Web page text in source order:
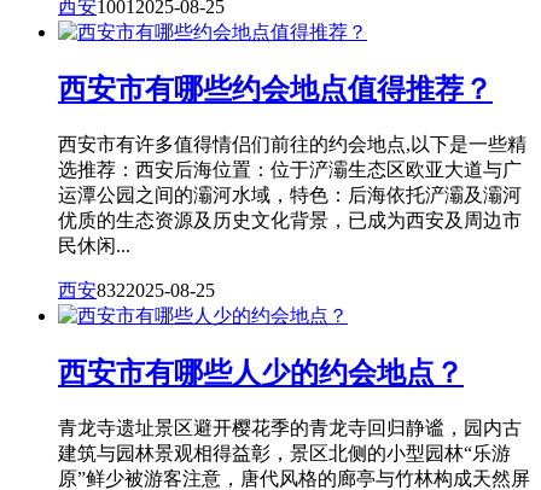
西安1001 2025-08-25
西安市有哪些约会地点值得推荐？
西安市有许多值得情侣们前往的约会地点,以下是一些精
选推荐：西安后海位置：位于浐灞生态区欧亚大道与广
运潭公园之间的灞河水域，特色：后海依托浐灞及灞河
优质的生态资源及历史文化背景，已成为西安及周边市
民休闲...
西安8322025-08-25
西安市有哪些人少的约会地点？
青龙寺遗址景区避开樱花季的青龙寺回归静谧，园内古
建筑与园林景观相得益彰，景区北侧的小型园林“乐游
原”鲜少被游客注意，唐代风格的廊亭与竹林构成天然屏